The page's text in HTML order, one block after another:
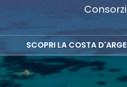
SCOPRI LA COSTA